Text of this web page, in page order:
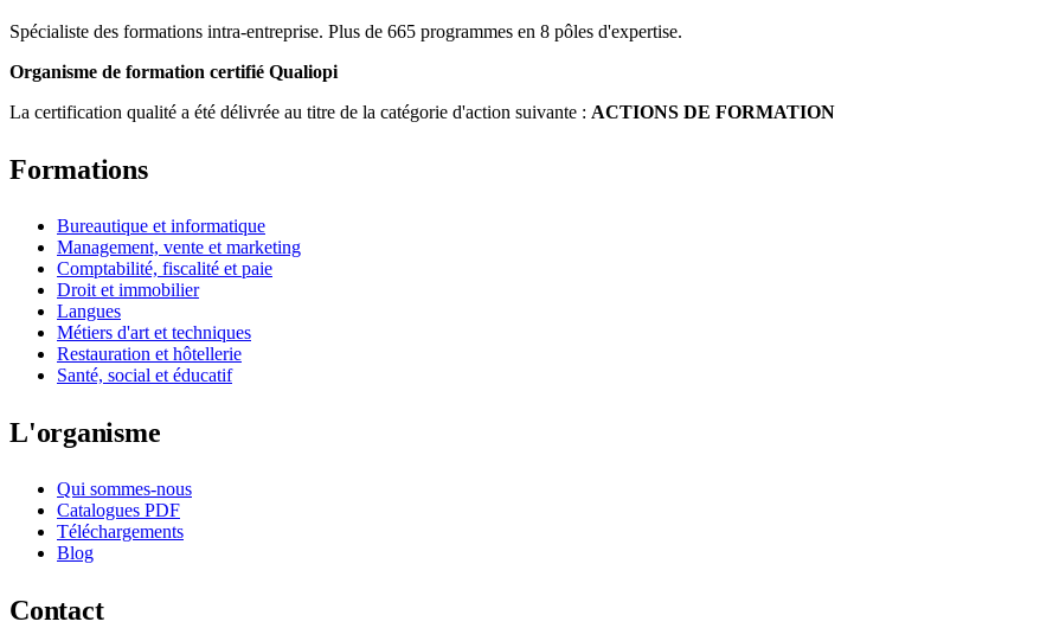
Spécialiste des formations intra-entreprise. Plus de 665 programmes en 8 pôles d'expertise.
Organisme de formation certifié Qualiopi
La certification qualité a été délivrée au titre de la catégorie d'action suivante : ACTIONS DE FORMATION
Formations
Bureautique et informatique
Management, vente et marketing
Comptabilité, fiscalité et paie
Droit et immobilier
Langues
Métiers d'art et techniques
Restauration et hôtellerie
Santé, social et éducatif
L'organisme
Qui sommes-nous
Catalogues PDF
Téléchargements
Blog
Contact